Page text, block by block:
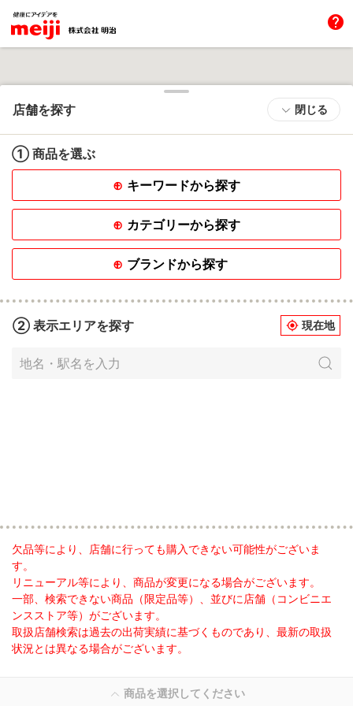
help
店舗を探す 閉じる
① 商品を選ぶ
キーワードから探す
カテゴリーから探す
ブランドから探す
② 表示エリアを探す my_location 現在地
欠品等により、店舗に行っても購入できない可能性がございま
す。
リニューアル等により、商品が変更になる場合がございます。
一部、検索できない商品（限定品等）、並びに店舗（コンビニエ
ンスストア等）がございます。
取扱店舗検索は過去の出荷実績に基づくものであり、最新の取扱
状況とは異なる場合がございます。
商品を選択してください